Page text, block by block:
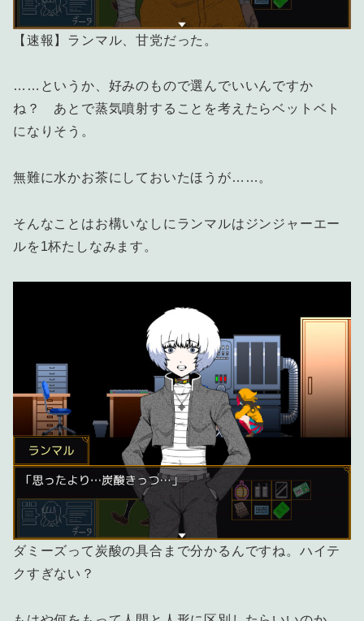
【速報】ランマル、甘党だった。
……というか、好みのもので選んでいいんですか
ね？ あとで蒸気噴射することを考えたらベットベト
になりそう。
無難に水かお茶にしておいたほうが……。
そんなことはお構いなしにランマルはジンジャーエー
ルを1杯たしなみます。
ダミーズって炭酸の具合まで分かるんですね。ハイテ
クすぎない？